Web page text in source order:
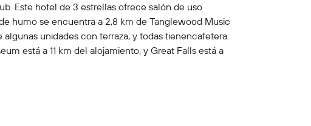
Este hotel de 3 estrellas ofrece salón de uso
humo se encuentra a 2,8 km de Tanglewood Music
unidades con terraza, y todas tienencafetera.
está a 11 km del alojamiento, y Great Falls está a